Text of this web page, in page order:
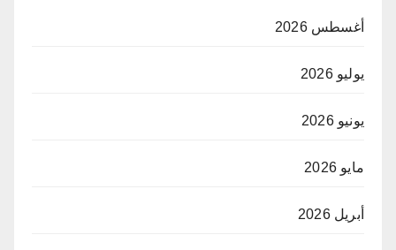
أغسطس 2026
يوليو 2026
يونيو 2026
مايو 2026
أبريل 2026